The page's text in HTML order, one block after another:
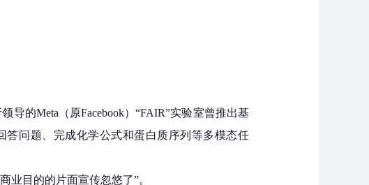
导的Meta（原Facebook）“FAIR”实验室曾推出基
问题、完成化学公式和蛋白质序列等多模态任
业目的的片面宣传忽悠了”。